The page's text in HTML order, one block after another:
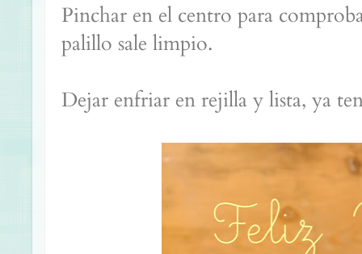
Pinchar en el centro para
palillo sale limpio.
Dejar enfriar en rejilla y lista, ya